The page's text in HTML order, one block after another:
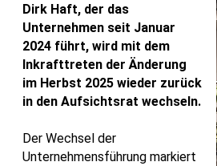
Dirk Haft, der das
Unternehmen seit Januar
2024 führt, wird mit dem
Inkrafttreten der Änderung
im Herbst 2025 wieder zurück
in den Aufsichtsrat wechseln.
Der Wechsel der
Unternehmensführung markiert